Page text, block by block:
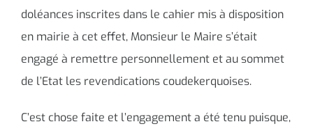
doléances inscrites dans le cahier mis à disposition
en mairie à cet effet, Monsieur le Maire s’était
engagé à remettre personnellement et au sommet
de l’Etat les revendications coudekerquoises.
C’est chose faite et l’engagement a été tenu puisque,